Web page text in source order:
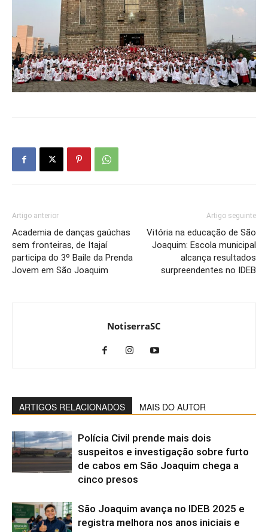
Artigo anterior
Academia de danças gaúchas
sem fronteiras, de Itajaí
participa do 3º Baile da Prenda
Jovem em São Joaquim
Artigo seguinte
Vitória na educação de São
Joaquim: Escola municipal
alcança resultados
surpreendentes no IDEB
NotiserraSC
ARTIGOS RELACIONADOS MAIS DO AUTOR
Polícia Civil prende mais dois
suspeitos e investigação sobre furto
de cabos em São Joaquim chega a
cinco presos
São Joaquim avança no IDEB 2025 e
registra melhora nos anos iniciais e